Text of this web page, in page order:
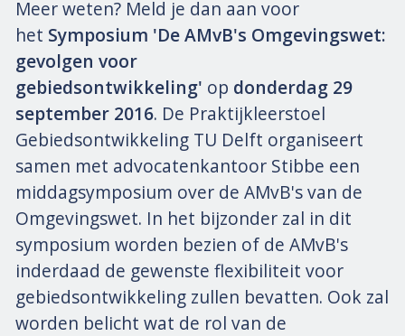
Meer weten? Meld je dan aan voor
het Symposium 'De AMvB's Omgevingswet:
gevolgen voor
gebiedsontwikkeling' op donderdag 29
september 2016. De Praktijkleerstoel
Gebiedsontwikkeling TU Delft organiseert
samen met advocatenkantoor Stibbe een
middagsymposium over de AMvB's van de
Omgevingswet. In het bijzonder zal in dit
symposium worden bezien of de AMvB's
inderdaad de gewenste flexibiliteit voor
gebiedsontwikkeling zullen bevatten. Ook zal
worden belicht wat de rol van de